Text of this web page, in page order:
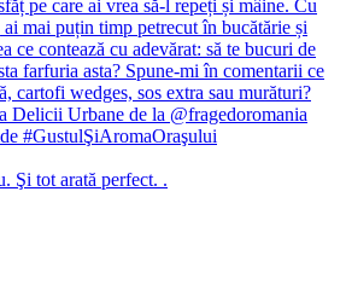
Şi tot arată perfect. .